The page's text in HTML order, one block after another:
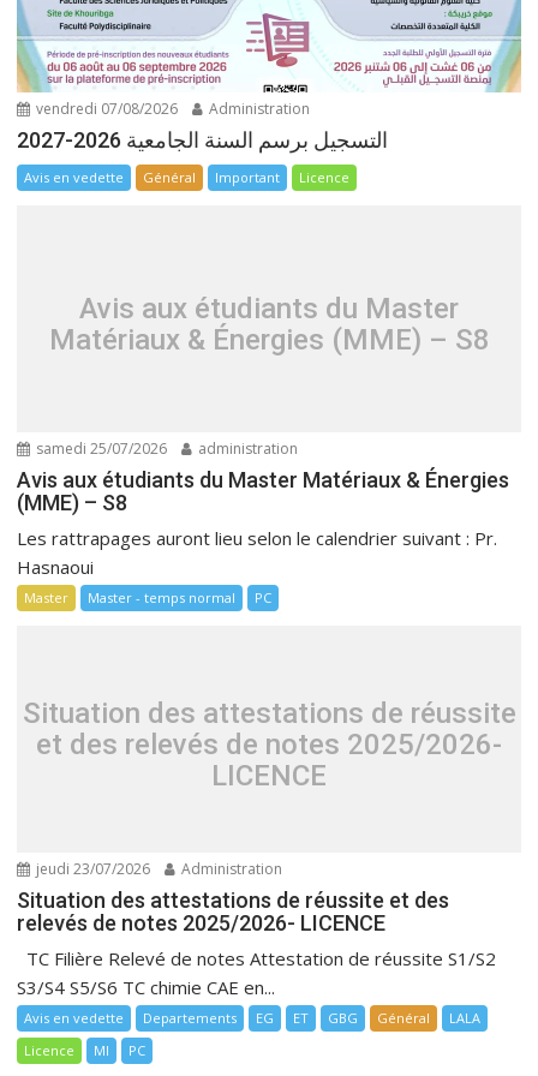
vendredi 07/08/2026 Administration
التسجيل برسم السنة الجامعية 2026-2027
Avis en vedette Général Important Licence
Avis aux étudiants du Master
Matériaux & Énergies (MME) – S8
samedi 25/07/2026 administration
Avis aux étudiants du Master Matériaux & Énergies
(MME) – S8
Les rattrapages auront lieu selon le calendrier suivant : Pr.
Hasnaoui
Master Master - temps normal PC
Situation des attestations de réussite
et des relevés de notes 2025/2026-
LICENCE
jeudi 23/07/2026 Administration
Situation des attestations de réussite et des
relevés de notes 2025/2026- LICENCE
TC Filière Relevé de notes Attestation de réussite S1/S2
S3/S4 S5/S6 TC chimie CAE en...
Avis en vedette Departements EG ET GBG Général
LALA
Licence
MI PC